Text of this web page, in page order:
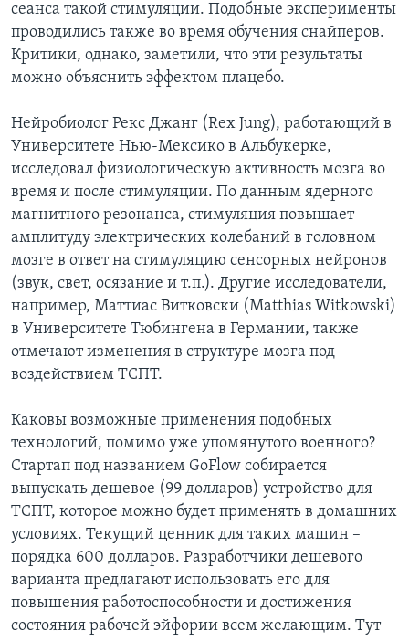
сеанса такой стимуляции. Подобные эксперименты
проводились также во время обучения снайперов.
Критики, однако, заметили, что эти результаты
можно объяснить эффектом плацебо.
Нейробиолог Рекс Джанг (Rex Jung), работающий в
Университете Нью-Мексико в Альбукерке,
исследовал физиологическую активность мозга во
время и после стимуляции. По данным ядерного
магнитного резонанса, стимуляция повышает
амплитуду электрических колебаний в головном
мозге в ответ на стимуляцию сенсорных нейронов
(звук, свет, осязание и т.п.). Другие исследователи,
например, Маттиас Витковски (Matthias Witkowski)
в Университете Тюбингена в Германии, также
отмечают изменения в структуре мозга под
воздействием ТСПТ.
Каковы возможные применения подобных
технологий, помимо уже упомянутого военного?
Стартап под названием GoFlow собирается
выпускать дешевое (99 долларов) устройство для
ТСПТ, которое можно будет применять в домашних
условиях. Текущий ценник для таких машин –
порядка 600 долларов. Разработчики дешевого
варианта предлагают использовать его для
повышения работоспособности и достижения
состояния рабочей эйфории всем желающим. Тут